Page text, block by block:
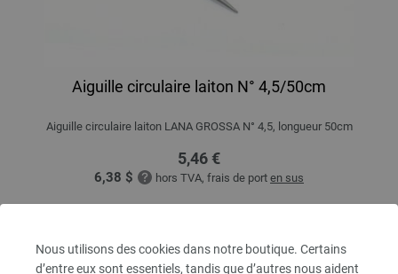
Nous utilisons des cookies dans notre boutique. Certains
d’entre eux sont essentiels, tandis que d’autres nous aident
Aiguille circulaire laiton N° 4,5/50cm
Aiguille circulaire laiton LANA GROSSA N° 4,5, longueur 50cm
5,46 €
6,38 $ hors TVA, frais de port en sus